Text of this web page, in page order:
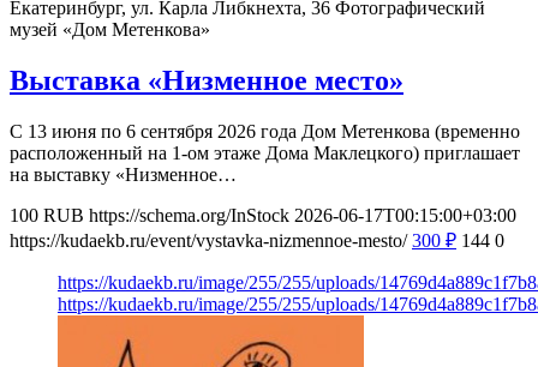
Екатеринбург, ул. Карла Либкнехта, 36 Фотографический
музей «Дом Метенкова»
Выставка «Низменное место»
С 13 июня по 6 сентября 2026 года Дом Метенкова (временно
расположенный на 1-ом этаже Дома Маклецкого) приглашает
на выставку «Низменное…
100 RUB https://schema.org/InStock 2026-06-17T00:15:00+03:00
https://kudaekb.ru/event/vystavka-nizmennoe-mesto/ 300 ₽ 144 0
https://kudaekb.ru/image/255/255/uploads/
https://kudaekb.ru/image/255/255/uploads/